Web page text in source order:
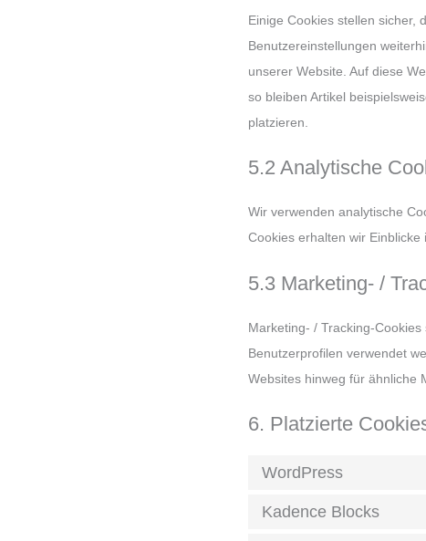
Einige Cookies stellen sicher,
Benutzereinstellungen
unserer Website. Auf diese
so bleiben Artikel
platzieren.
5.2 Analytische
Wir verwenden analytische
Cookies erhalten wir
5.3 Marketing- /
Marketing- / Tracking-
Benutzerprofilen verwendet
Websites hinweg für ähnliche
6. Platzierte
WordPress
Kadence Blocks